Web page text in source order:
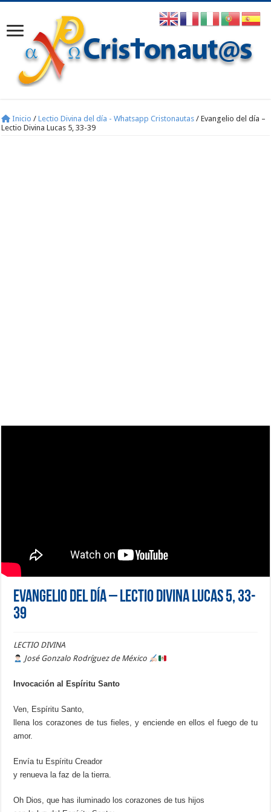
Inicio / Lectio Divina del día - Whatsapp Cristonautas / Evangelio del día –
Lectio Divina Lucas 5, 33-39
Evangelio del día – Lectio Divina Lucas 5, 33-
39
LECTIO DIVINA
José Gonzalo Rodríguez de México
Invocación al Espíritu Santo
Ven, Espíritu Santo,
llena los corazones de tus fieles, y enciende en ellos el fuego de tu
amor.
Envía tu Espíritu Creador
y renueva la faz de la tierra.
Oh Dios, que has iluminado los corazones de tus hijos